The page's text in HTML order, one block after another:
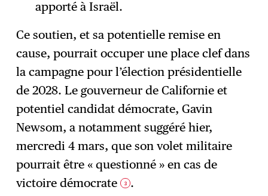
apporté à Israël.
Ce soutien, et sa potentielle remise en
cause, pourrait occuper une place clef dans
la campagne pour l’élection présidentielle
de 2028. Le gouverneur de Californie et
potentiel candidat démocrate, Gavin
Newsom, a notamment suggéré hier,
mercredi 4 mars, que son volet militaire
pourrait être « questionné » en cas de
victoire démocrate 3 .